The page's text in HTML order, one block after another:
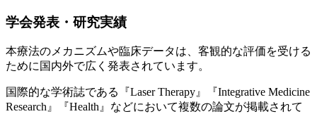
学会発表・研究実績
本療法のメカニズムや臨床データは、客観的な評価を受ける
ために国内外で広く発表されています。
国際的な学術誌である『Laser Therapy』『Integrative Medicine
Research』『Health』などにおいて複数の論文が掲載されて